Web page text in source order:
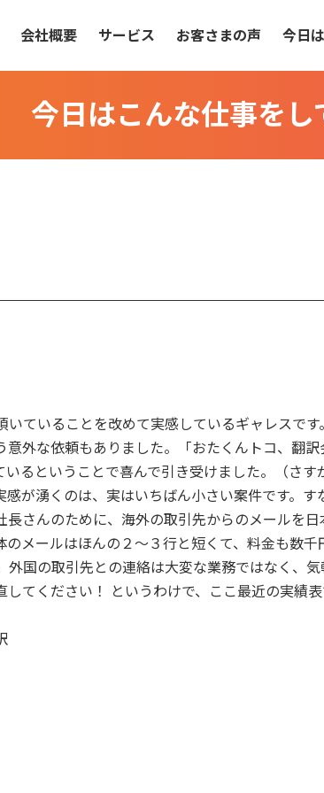
会社概要 サービス お客さまの声 今日
今日はこんな仕事をし
ていることを改めて実感しているギャレスで
外な依頼もありました。「おたくんトコ、翻
るということで喜んで引き受けました。（さ
が湧くのは、実はいちばん小さい案件です。
さんのために、海外の取引先からのメールを
メールはほんの２～３行と短くて、料金も数
外国の取引先との連絡は大変な業務ではなく、
てください！ というわけで、ここ最近の実績表